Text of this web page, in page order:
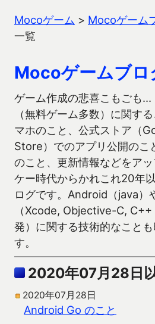
Mocoゲーム > Mocoゲーム
一覧
Mocoゲームブロ
ゲーム作成の悲喜こもごも…
（無料ゲーム多数）に関す
マホのこと、公式ストア（
Store）でのアプリ公開のこ
のこと、更新情報などをア
ケー時代からかれこれ20年
ログです。Android（java）
（Xcode, Objective-C,
発）に関する技術的なこと
す。
2020年07月28日
2020年07月28日
Android Go のこと